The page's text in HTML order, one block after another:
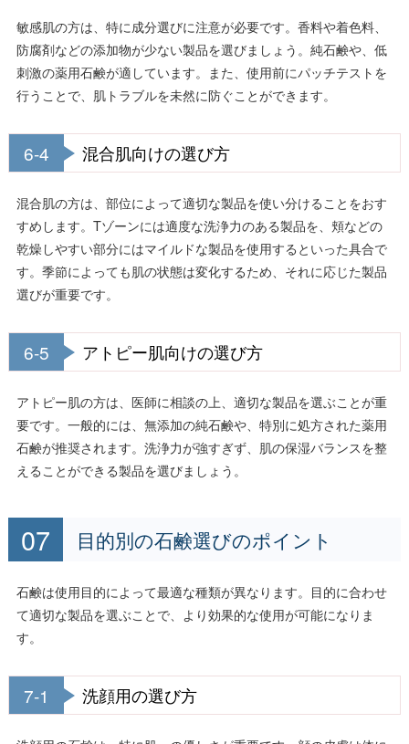
敏感肌の方は、特に成分選びに注意が必要です。香料や着色料、
防腐剤などの添加物が少ない製品を選びましょう。純石鹸や、低
刺激の薬用石鹸が適しています。また、使用前にパッチテストを
行うことで、肌トラブルを未然に防ぐことができます。
6-4 混合肌向けの選び方
混合肌の方は、部位によって適切な製品を使い分けることをおす
すめします。Tゾーンには適度な洗浄力のある製品を、頬などの
乾燥しやすい部分にはマイルドな製品を使用するといった具合で
す。季節によっても肌の状態は変化するため、それに応じた製品
選びが重要です。
6-5 アトピー肌向けの選び方
アトピー肌の方は、医師に相談の上、適切な製品を選ぶことが重
要です。一般的には、無添加の純石鹸や、特別に処方された薬用
石鹸が推奨されます。洗浄力が強すぎず、肌の保湿バランスを整
えることができる製品を選びましょう。
目的別の石鹸選びのポイント
石鹸は使用目的によって最適な種類が異なります。目的に合わせ
て適切な製品を選ぶことで、より効果的な使用が可能になりま
す。
7-1 洗顔用の選び方